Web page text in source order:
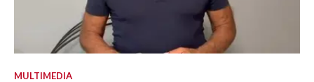
MULTIMEDIA